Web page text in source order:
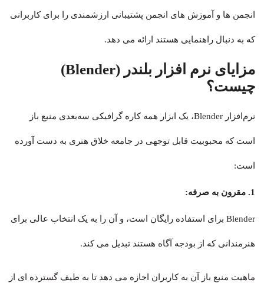
انجمن ها و آموزش های انجمن پشتیبانی ارزشمندی را برای کاربرانی
که به دنبال راهنمایی هستند ارائه می دهد.
مزایای نرم افزار بلندر (Blender)
چیست؟
نرم‌افزار Blender، یک ابزار همه کاره گرافیکی سه‌بعدی منبع باز
است که محبوبیت قابل توجهی در جامعه خلاق هنری به دست آورده
است:
1. مقرون به صرفه:
Blender برای استفاده رایگان است، و آن را به یک انتخاب عالی برای
هنرمندانی که از بودجه آگاه هستند تبدیل می کند.
ماهیت منبع باز آن به کاربران اجازه می دهد تا به طیف گسترده ای از